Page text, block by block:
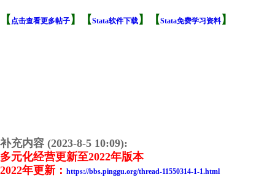
【 点击查看更多帖子 】【Stata软件下载 】【Stata免费学习资料 】
补充内容 (2023-8-5 10:09):
多元化经营更新至2022年版本
2022年更新： https://bbs.pinggu.org/thread-11550314-1-1.html